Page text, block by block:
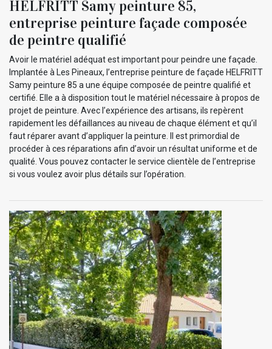
HELFRITT Samy peinture 85,
entreprise peinture façade composée
de peintre qualifié
Avoir le matériel adéquat est important pour peindre une façade.
Implantée à Les Pineaux, l’entreprise peinture de façade HELFRITT
Samy peinture 85 a une équipe composée de peintre qualifié et
certifié. Elle a à disposition tout le matériel nécessaire à propos de
projet de peinture. Avec l’expérience des artisans, ils repèrent
rapidement les défaillances au niveau de chaque élément et qu’il
faut réparer avant d’appliquer la peinture. Il est primordial de
procéder à ces réparations afin d’avoir un résultat uniforme et de
qualité. Vous pouvez contacter le service clientèle de l’entreprise
si vous voulez avoir plus détails sur l’opération.